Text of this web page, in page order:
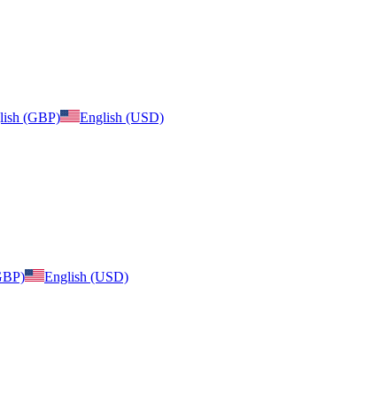
(GBP) English (USD)
English (USD)